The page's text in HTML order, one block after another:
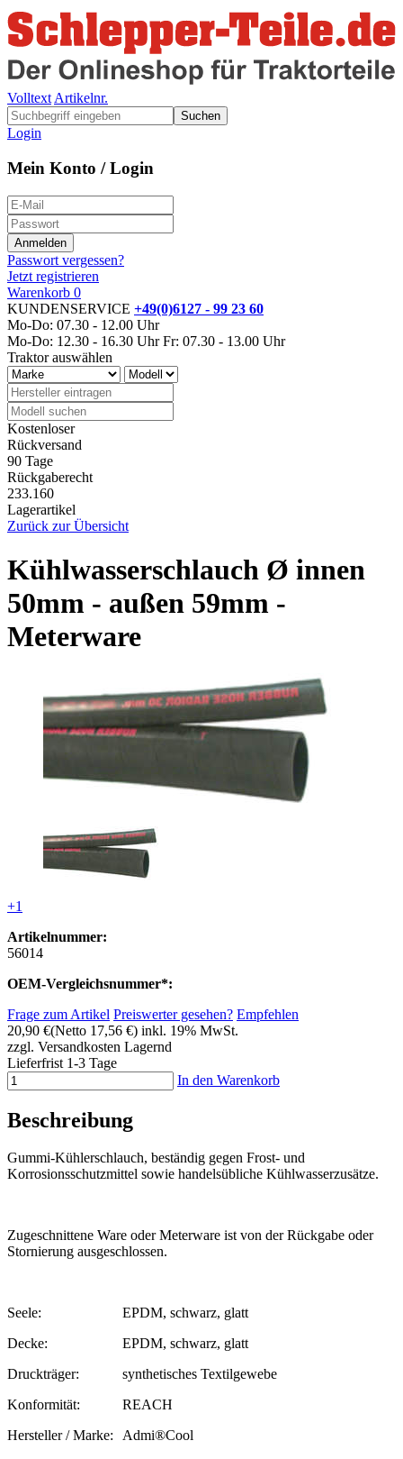
Volltext Artikelnr.
Suchen
Login
Mein Konto / Login
Passwort vergessen?
Jetzt registrieren
Warenkorb 0
KUNDENSERVICE +49(0)6127 - 99 23 60
Mo-Do: 07.30 - 12.00 Uhr
Mo-Do: 12.30 - 16.30 Uhr Fr: 07.30 - 13.00 Uhr
Traktor auswählen
Kostenloser
Rückversand
90 Tage
Rückgaberecht
233.160
Lagerartikel
Zurück zur Übersicht
Kühlwasserschlauch Ø innen
50mm - außen 59mm -
Meterware
+1
Artikelnummer:
56014
OEM-Vergleichsnummer*:
Frage zum Artikel Preiswerter gesehen? Empfehlen
20,90 €(Netto 17,56 €) inkl. 19% MwSt.
zzgl. Versandkosten Lagernd
Lieferfrist 1-3 Tage
In den Warenkorb
Beschreibung
Gummi-Kühlerschlauch, beständig gegen Frost- und
Korrosionsschutzmittel sowie handelsübliche Kühlwasserzusätze.
Zugeschnittene Ware oder Meterware ist von der Rückgabe oder
Stornierung ausgeschlossen.
Seele:
EPDM, schwarz, glatt
Decke:
EPDM, schwarz, glatt
Druckträger:
synthetisches Textilgewebe
Konformität:
REACH
Hersteller / Marke:
Admi®Cool